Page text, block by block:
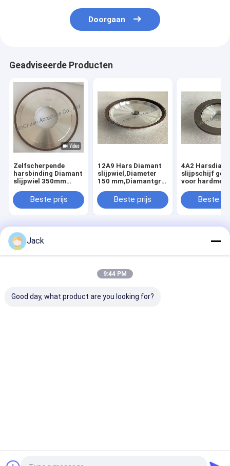
Doorgaan
Geadviseerde Producten
Zelfscherpende
harsbinding Diamant
slijpwiel 350mm
Boring Hoog
slijpdoeltreffendheid
Beste prijs
12A9 Hars Diamant
slijpwiel,Diameter
150 mm,Diamantgrit
Beste prijs
4A2
slijpschijf
voor
Diameter
Korrelnummer
Beste
Thuis
Sitemap
Privacybeleid
cbn diamantwielChina Fabriek.Copyright © 2026
ZHENGZHOU JINCHUAN ABRASIVES CO., LTD.. All Rights Reserved.
Jack
9:44 PM
Good day, what product are you looking for?